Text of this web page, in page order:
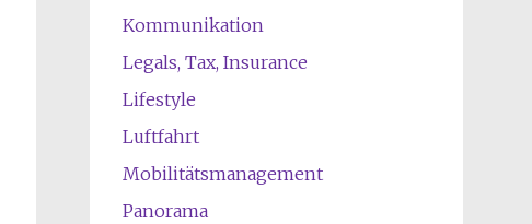
Kommunikation
Legals, Tax, Insurance
Lifestyle
Luftfahrt
Mobilitätsmanagement
Panorama